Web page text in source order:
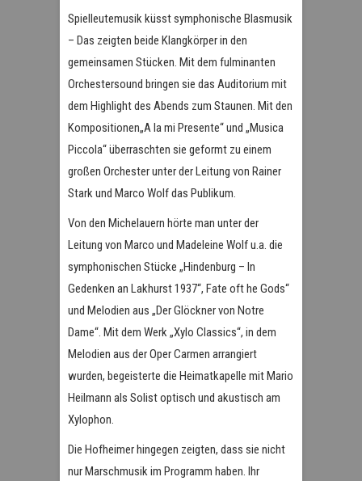
Spielleutemusik küsst symphonische Blasmusik
– Das zeigten beide Klangkörper in den
gemeinsamen Stücken. Mit dem fulminanten
Orchestersound bringen sie das Auditorium mit
dem Highlight des Abends zum Staunen. Mit den
Kompositionen„A la mi Presente“ und „Musica
Piccola“ überraschten sie geformt zu einem
großen Orchester unter der Leitung von Rainer
Stark und Marco Wolf das Publikum.
Von den Michelauern hörte man unter der
Leitung von Marco und Madeleine Wolf u.a. die
symphonischen Stücke „Hindenburg – In
Gedenken an Lakhurst 1937“, Fate oft he Gods“
und Melodien aus „Der Glöckner von Notre
Dame“. Mit dem Werk „Xylo Classics“, in dem
Melodien aus der Oper Carmen arrangiert
wurden, begeisterte die Heimatkapelle mit Mario
Heilmann als Solist optisch und akustisch am
Xylophon.
Die Hofheimer hingegen zeigten, dass sie nicht
nur Marschmusik im Programm haben. Ihr